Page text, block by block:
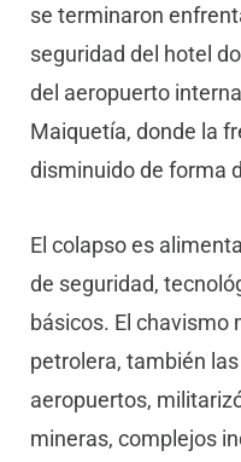
se terminaron
seguridad del hotel
del aeropuerto
Maiquetía, donde la
disminuido de forma
El colapso es
de seguridad,
básicos. El chavismo
petrolera, también
aeropuertos,
mineras, complejos